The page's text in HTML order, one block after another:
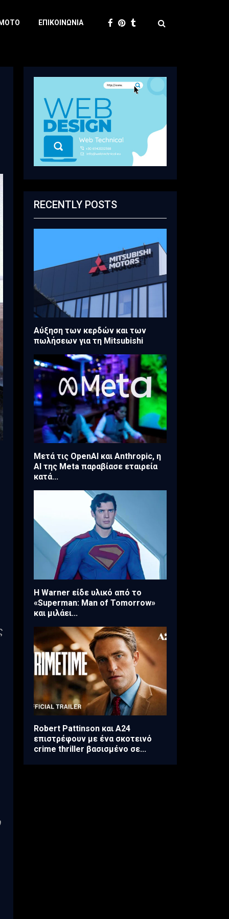
ΕΠΙΚΟΙΝΩΝΊΑ
RECENTLY POSTS
Aύξηση των κερδών και των
πωλήσεων για τη Mitsubishi
Μετά τις OpenAI και Anthropic, η
AI της Meta παραβίασε εταιρεία
κατά...
Η Warner είδε υλικό από το
«Superman: Man of Tomorrow»
και μιλάει...
Robert Pattinson και A24
επιστρέφουν με ένα σκοτεινό
crime thriller βασισμένο σε...